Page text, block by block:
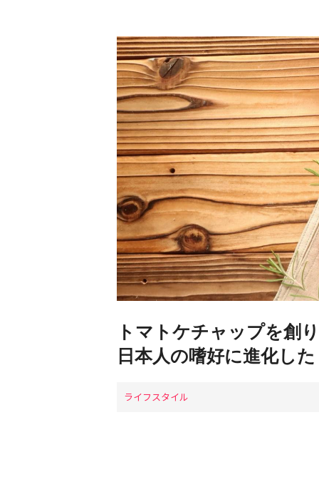
トマトケチャップを創
日本人の嗜好に進化し
ライフスタイル